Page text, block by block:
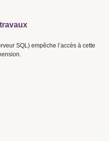
SQL) empêche l’accès à cette